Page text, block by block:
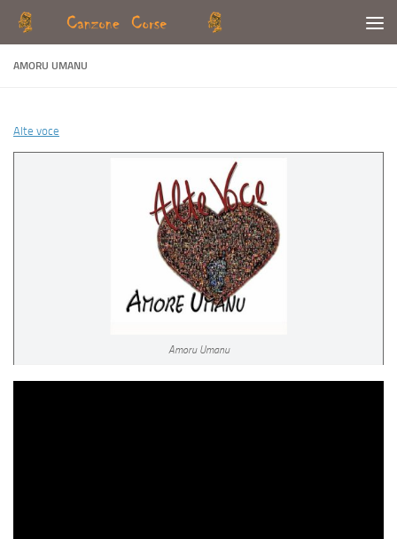
Skip to content
AMORU UMANU
Alte voce
Amoru Umanu